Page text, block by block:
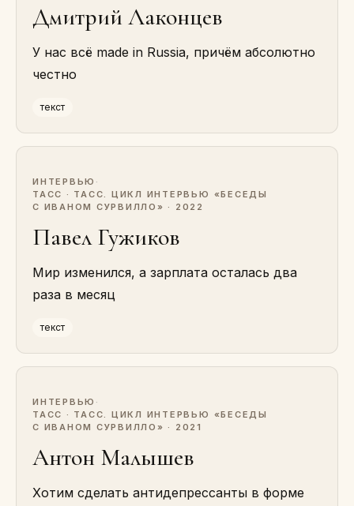
Дмитрий Лаконцев
У нас всё made in Russia, причём абсолютно
честно
текст
ИНТЕРВЬЮ ·
ТАСС · ТАСС. ЦИКЛ ИНТЕРВЬЮ «БЕСЕДЫ
С ИВАНОМ СУРВИЛЛО» · 2022
Павел Гужиков
Мир изменился, а зарплата осталась два
раза в месяц
текст
ИНТЕРВЬЮ ·
ТАСС · ТАСС. ЦИКЛ ИНТЕРВЬЮ «БЕСЕДЫ
С ИВАНОМ СУРВИЛЛО» · 2021
Антон Малышев
Хотим сделать антидепрессанты в форме